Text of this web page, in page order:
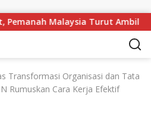
Malaysia Turut Ambil Bagian
Transformasi Organisasi dan Tata
Rumuskan Cara Kerja Efektif